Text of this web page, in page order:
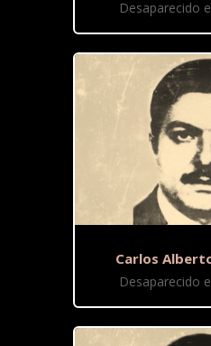
Desaparecido
Carlos
Desaparecido